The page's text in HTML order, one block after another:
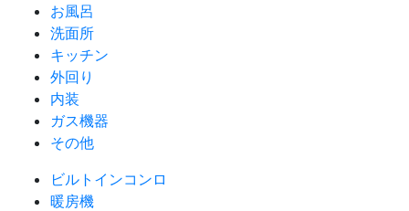
お風呂
洗面所
キッチン
外回り
内装
ガス機器
その他
ビルトインコンロ
暖房機